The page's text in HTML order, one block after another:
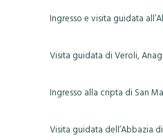
Ingresso e visita guidata
Visita guidata di Veroli,
Ingresso alla cripta di San
Visita guidata dell’Abbazia